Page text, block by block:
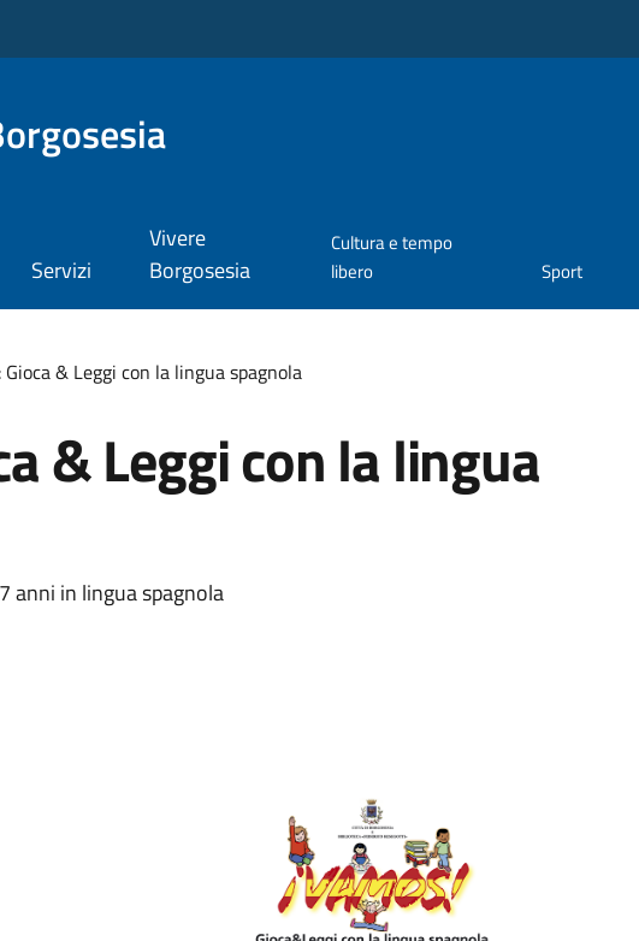
Servizi
Vivere
Borgosesia
Cultura e tempo
libero
Sport
Gioca & Leggi con la lingua spagnola
& Leggi con la lingua
anni in lingua spagnola